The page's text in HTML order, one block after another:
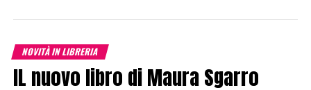
NOVITÀ IN LIBRERIA
IL nuovo libro di Maura Sgarro